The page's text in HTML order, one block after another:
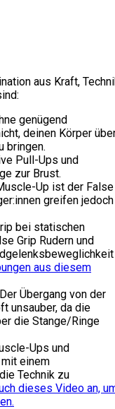
aus Kraft,
genügend
deinen Körper
bringen.
Pull-Ups und
zur Brust.
Up ist der False
greifen jedoch
bei statischen
Grip Rudern und
aus diesem
Der Übergang von der
unsauber, da die
die Stange/Ringe
Ups und
einem
Technik zu
dieses Video an,